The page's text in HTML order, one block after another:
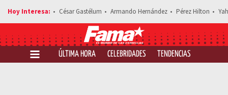
César Gastélum Armando Hernández Pérez Hilton
ÚLTIMA HORA CELEBRIDADES TENDENCIAS